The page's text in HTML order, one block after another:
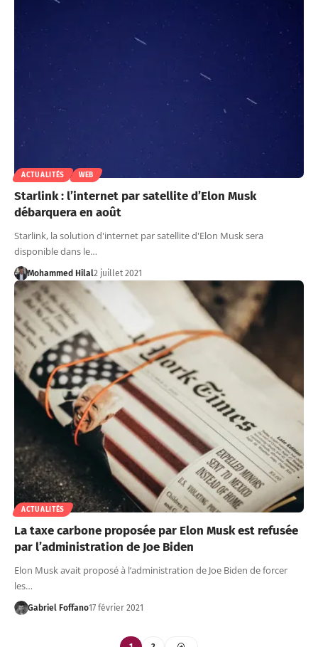
ACTUALITÉS WEB
Starlink : l’internet par satellite d’Elon Musk
débarquera en août
Starlink, la solution d'internet par satellite d'Elon Musk sera
disponible dans le…
Mohammed Hilal2 juillet 2021
ACTUALITÉS
La taxe carbone proposée par Elon Musk est refusée
par l’administration de Joe Biden
Elon Musk avait proposé à l’administration de Joe Biden de forcer
les…
Gabriel Foffano17 février 2021